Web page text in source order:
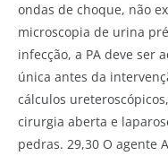
ondas de choque, não
microscopia de urina
infecção, a PA deve ser
única antes da
cálculos
cirurgia aberta e
pedras. 29,30 O agente